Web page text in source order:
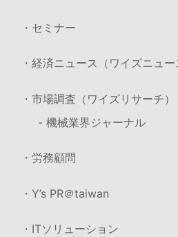
・セミナー
・経済ニュース（ワイズニュー
・市場調査（ワイズリサーチ）
- 機械業界ジャーナル
・労務顧問
・Y’s PR＠taiwan
・ITソリューション